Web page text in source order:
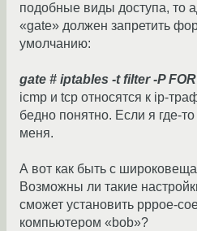
подобные виды доступа, то
«gate» должен запретить
умолчанию:
gate # iptables -t filter -P
icmp и tcp относятся к ip-
бедно понятно. Если я где-
меня.
А вот как быть с
Возможны ли такие
сможет установить pppoe-
компьютером «bob»?